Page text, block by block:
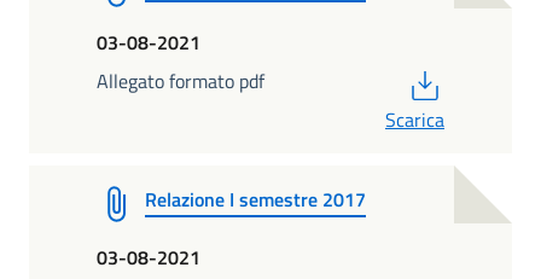
03-08-2021
Allegato formato pdf
Scarica
Relazione I semestre 2017
03-08-2021